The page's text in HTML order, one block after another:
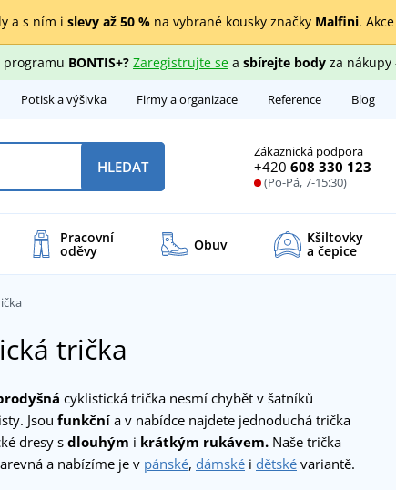
a s ním i slevy až 50 %na vybrané kousky značky Malfini.
programu BONTIS+? Zaregistrujte sea sbírejte bodyza nákupy
Potisk a výšivka Firmy a organizace Reference Blog
Zákaznická podpora
+420 608 330 123
(Po-Pá, 7-15:30)
HLEDAT
Pracovní
oděvy Obuv Kšiltovky
a čepice
trička
cyklistická trička nesmí chybět v šatníků
Jsou funkční a v nabídce najdete jednoduchá trička
dresy sdlouhým i krátkým rukávem. Naše trička
a nabízíme je v pánské, dámské i dětské variantě.